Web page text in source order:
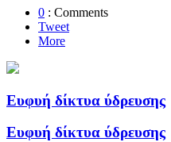
0 : Comments
Tweet
More
Ευφυή δίκτυα ύδρευσης
Ευφυή δίκτυα ύδρευσης